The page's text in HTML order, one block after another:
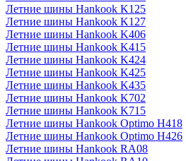
Летние шины Hankook K125
Летние шины Hankook K127
Летние шины Hankook K406
Летние шины Hankook K415
Летние шины Hankook K424
Летние шины Hankook K425
Летние шины Hankook K435
Летние шины Hankook K702
Летние шины Hankook K715
Летние шины Hankook Optimo H418
Летние шины Hankook Optimo H426
Летние шины Hankook RA08